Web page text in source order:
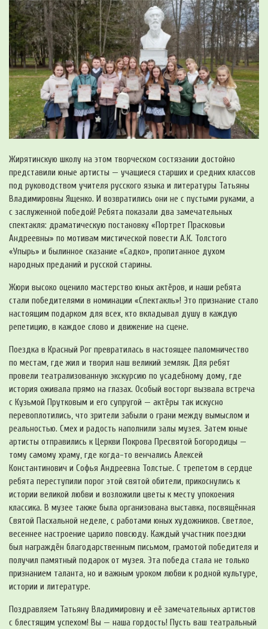
Жирятинскую школу на этом творческом состязании достойно
представили юные артисты — учащиеся старших и средних классов
под руководством учителя русского языка и литературы Татьяны
Владимировны Ященко. И возвратились они не с пустыми руками, а
с заслуженной победой! Ребята показали два замечательных
спектакля: драматическую постановку «Портрет Прасковьи
Андреевны» по мотивам мистической повести А.К. Толстого
«Упырь» и былинное сказание «Садко», пропитанное духом
народных преданий и русской старины.
Жюри высоко оценило мастерство юных актёров, и наши ребята
стали победителями в номинации «Спектакль»! Это признание стало
настоящим подарком для всех, кто вкладывал душу в каждую
репетицию, в каждое слово и движение на сцене.
Поездка в Красный Рог превратилась в настоящее паломничество
по местам, где жил и творил наш великий земляк. Для ребят
провели театрализованную экскурсию по усадебному дому, где
история оживала прямо на глазах. Особый восторг вызвала встреча
с Кузьмой Прутковым и его супругой — актёры так искусно
перевоплотились, что зрители забыли о грани между вымыслом и
реальностью. Смех и радость наполнили залы музея. Затем юные
артисты отправились к Церкви Покрова Пресвятой Богородицы —
тому самому храму, где когда-то венчались Алексей
Константинович и Софья Андреевна Толстые. С трепетом в сердце
ребята переступили порог этой святой обители, прикоснулись к
истории великой любви и возложили цветы к месту упокоения
классика. В музее также была организована выставка, посвящённая
Святой Пасхальной неделе, с работами юных художников. Светлое,
весеннее настроение царило повсюду. Каждый участник поездки
был награждён благодарственным письмом, грамотой победителя и
получил памятный подарок от музея. Эта победа стала не только
признанием таланта, но и важным уроком любви к родной культуре,
истории и литературе.
Поздравляем Татьяну Владимировну и её замечательных артистов
с блестящим успехом! Вы — наша гордость! Пусть ваш театральный